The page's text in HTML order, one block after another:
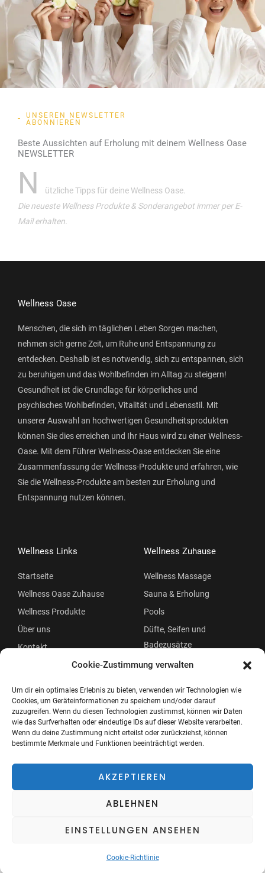
Cookie-Zustimmung verwalten
Um dir ein optimales Erlebnis zu bieten, verwenden wir Technologien wie
Cookies, um Geräteinformationen zu speichern und/oder darauf
zuzugreifen. Wenn du diesen Technologien zustimmst, können wir Daten
wie das Surfverhalten oder eindeutige IDs auf dieser Website verarbeiten.
Wenn du deine Zustimmung nicht erteilst oder zurückziehst, können
bestimmte Merkmale und Funktionen beeinträchtigt werden.
AKZEPTIEREN
ABLEHNEN
EINSTELLUNGEN ANSEHEN
Cookie-Richtlinie
UNSEREN NEWSLETTER
ABONNIEREN
Beste Aussichten auf Erholung mit deinem Wellness Oase
NEWSLETTER
N
ützliche Tipps für deine Wellness Oase.
Die neueste Wellness Produkte & Sonderangebot immer per E-
Mail erhalten.
Wellness Oase
Menschen, die sich im täglichen Leben Sorgen machen,
nehmen sich gerne Zeit, um Ruhe und Entspannung zu
entdecken. Deshalb ist es notwendig, sich zu entspannen, sich
zu beruhigen und das Wohlbefinden im Alltag zu steigern!
Gesundheit ist die Grundlage für körperliches und
psychisches Wohlbefinden, Vitalität und Lebensstil. Mit
unserer Auswahl an hochwertigen Gesundheitsprodukten
können Sie dies erreichen und Ihr Haus wird zu einer Wellness-
Oase. Mit dem Führer Wellness-Oase entdecken Sie eine
Zusammenfassung der Wellness-Produkte und erfahren, wie
Sie die Wellness-Produkte am besten zur Erholung und
Entspannung nutzen können.
Wellness Links
Startseite
Wellness Oase Zuhause
Wellness Produkte
Über uns
Kontakt
Wellness Zuhause
Wellness Massage
Sauna & Erholung
Pools
Düfte, Seifen und
Badezusätze
Beauty
Menü